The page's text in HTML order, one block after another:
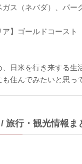
ガス（ネバダ）、パー
ア】ゴールドコースト
、日米を行き来する生
住んでみたいと思っ
旅行・観光情報ま